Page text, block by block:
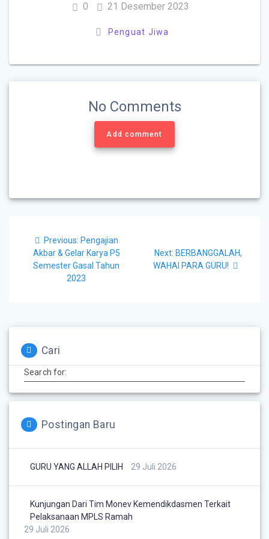
0 21 Desember 2023
Penguat Jiwa
No Comments
Add comment
Previous: Pengajian
Akbar & Gelar Karya P5
Semester Gasal Tahun
2023
Next: BERBANGGALAH,
WAHAI PARA GURU!
Cari
Search for:
Postingan Baru
GURU YANG ALLAH PILIH 29 Juli 2026
Kunjungan Dari Tim Monev Kemendikdasmen Terkait
Pelaksanaan MPLS Ramah
29 Juli 2026